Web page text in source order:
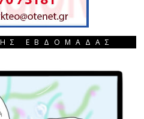
ΕΒΔΟΜΑΔΑΣ